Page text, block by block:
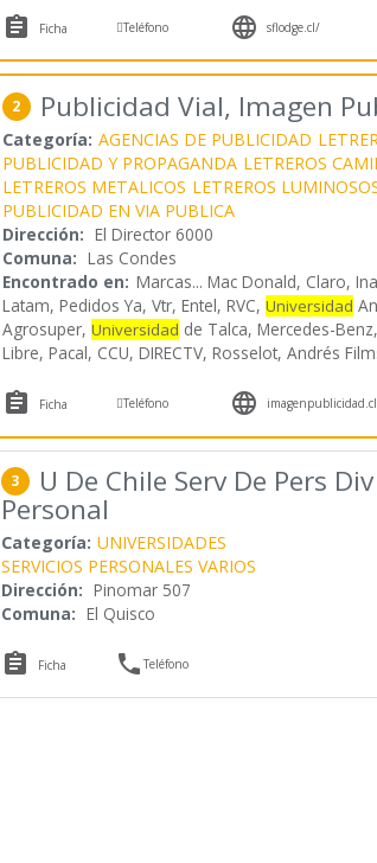
 Ficha Teléfono  sflodge.cl/
2 Publicidad Vial, Imagen
Categoría: AGENCIAS DE PUBLICIDAD
PUBLICIDAD Y PROPAGANDA LETREROS
LETREROS METALICOS LETREROS
PUBLICIDAD EN VIA PUBLICA
Dirección: El Director 6000
Comuna: Las Condes
Encontrado en: Marcas... Mac Donald, Claro,
Latam, Pedidos Ya, Vtr, Entel, RVC, Universidad
Agrosuper, Universidad de Talca, Mercedes-
Libre, Pacal, CCU, DIRECTV, Rosselot, Andrés
 Ficha Teléfono 
3 U De Chile Serv De Pers
Personal
Categoría: UNIVERSIDADES
SERVICIOS PERSONALES VARIOS
Dirección: Pinomar 507
Comuna: El Quisco
 Ficha Teléfono